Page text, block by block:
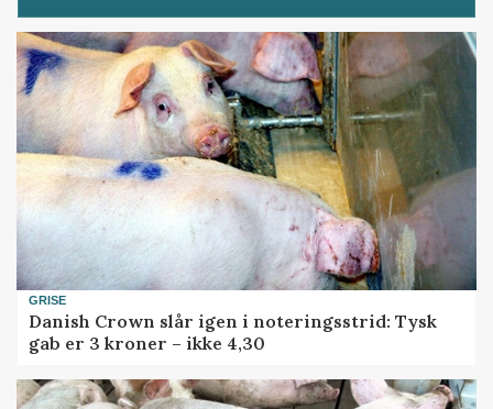
GRISE
Danish Crown slår igen i noteringsstrid: Tysk
gab er 3 kroner – ikke 4,30